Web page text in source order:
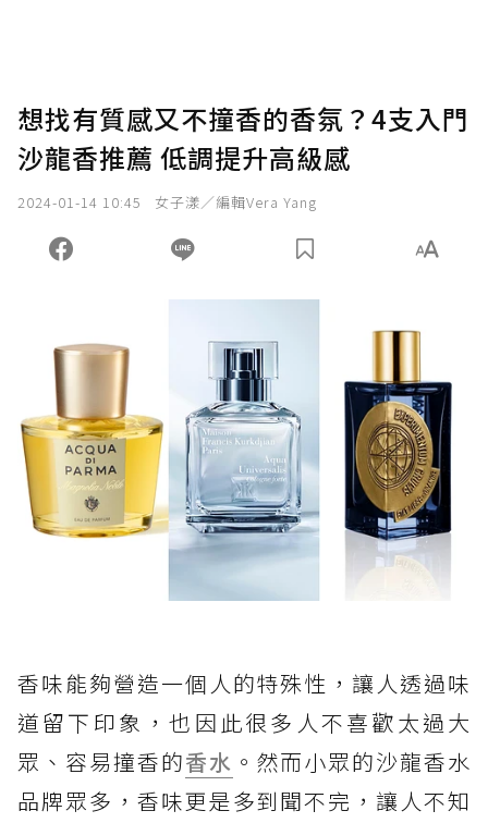
想找有質感又不撞香的香氛？4支入門
沙龍香推薦 低調提升高級感
2024-01-14 10:45 女子漾／編輯Vera Yang
香味能夠營造一個人的特殊性，讓人透過味
道留下印象，也因此很多人不喜歡太過大
眾、容易撞香的香水 。然而小眾的沙龍香水
品牌眾多，香味更是多到聞不完，讓人不知